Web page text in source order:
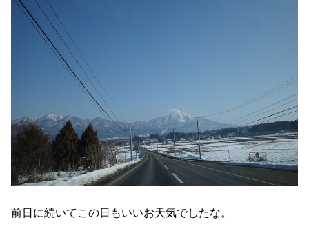
前日に続いてこの日もいいお天気でしたな。